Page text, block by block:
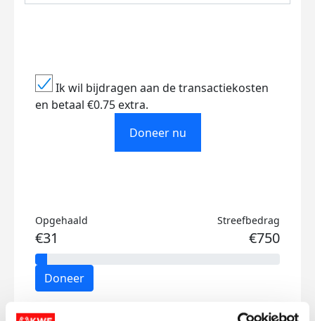
Ik wil bijdragen aan de transactiekosten
en betaal €0.75 extra.
Doneer nu
Opgehaald
€31
Streefbedrag
€750
Doneer